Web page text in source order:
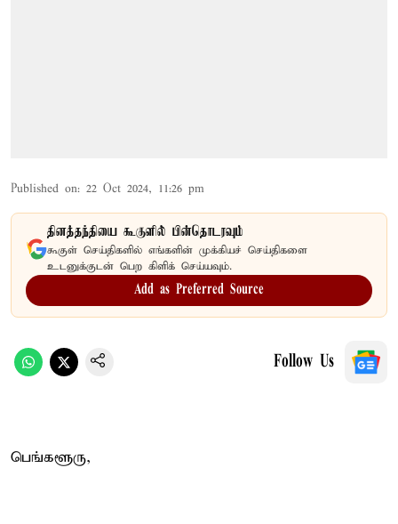
Published on: 22 Oct 2024, 11:26 pm
தினத்தந்தியை கூகுளில் பின்தொடரவும்
கூகுள் செய்திகளில் எங்களின் முக்கியச் செய்திகளை
உடனுக்குடன் பெற கிளிக் செய்யவும்.
Add as Preferred Source
Follow Us
பெங்களூரு,